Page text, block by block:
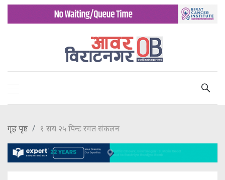
गृह पृष्ट १ सय २५ पिन्ट रगत स‌ंकलन